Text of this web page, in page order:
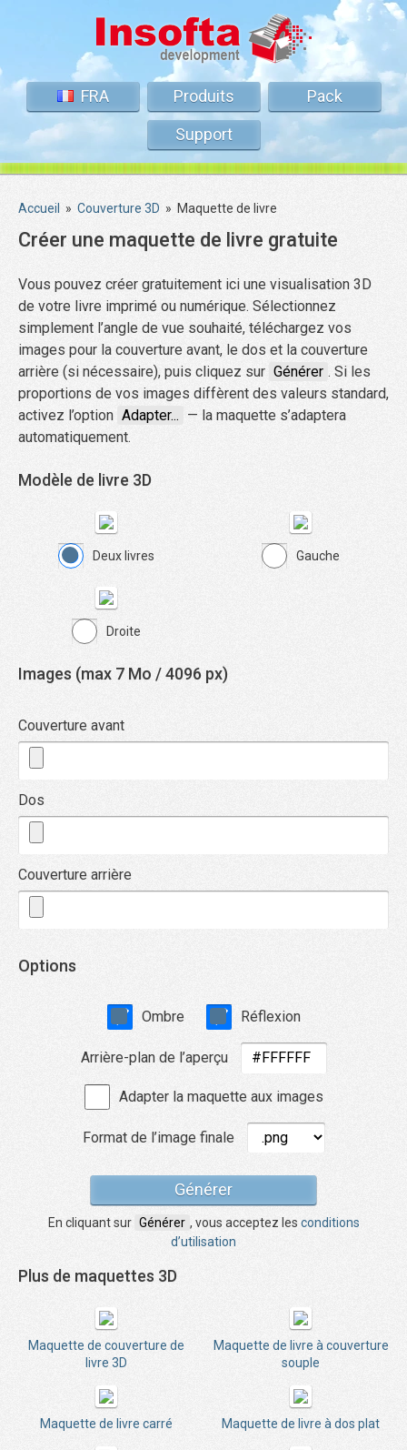
FRA Produits
Pack
Support
Accueil » Couverture 3D » Maquette de livre
Créer une maquette de livre gratuite
Vous pouvez créer gratuitement ici une visualisation 3D
de votre livre imprimé ou numérique. Sélectionnez
simplement l’angle de vue souhaité, téléchargez vos
images pour la couverture avant, le dos et la couverture
arrière (si nécessaire), puis cliquez sur Générer . Si les
proportions de vos images diffèrent des valeurs standard,
activez l’option Adapter... — la maquette s’adaptera
automatiquement.
Modèle de livre 3D
Deux livres Gauche
Droite
Images (max 7 Mo / 4096 px)
Couverture avant
Dos
Couverture arrière
Options
Ombre Réflexion
Arrière-plan de l’aperçu
Adapter la maquette aux images
Format de l’image finale
En cliquant sur Générer , vous acceptez les conditions
d’utilisation
Plus de maquettes 3D
Maquette de couverture de
livre 3D
Maquette de livre à couverture
souple
Maquette de livre carré Maquette de livre à dos plat